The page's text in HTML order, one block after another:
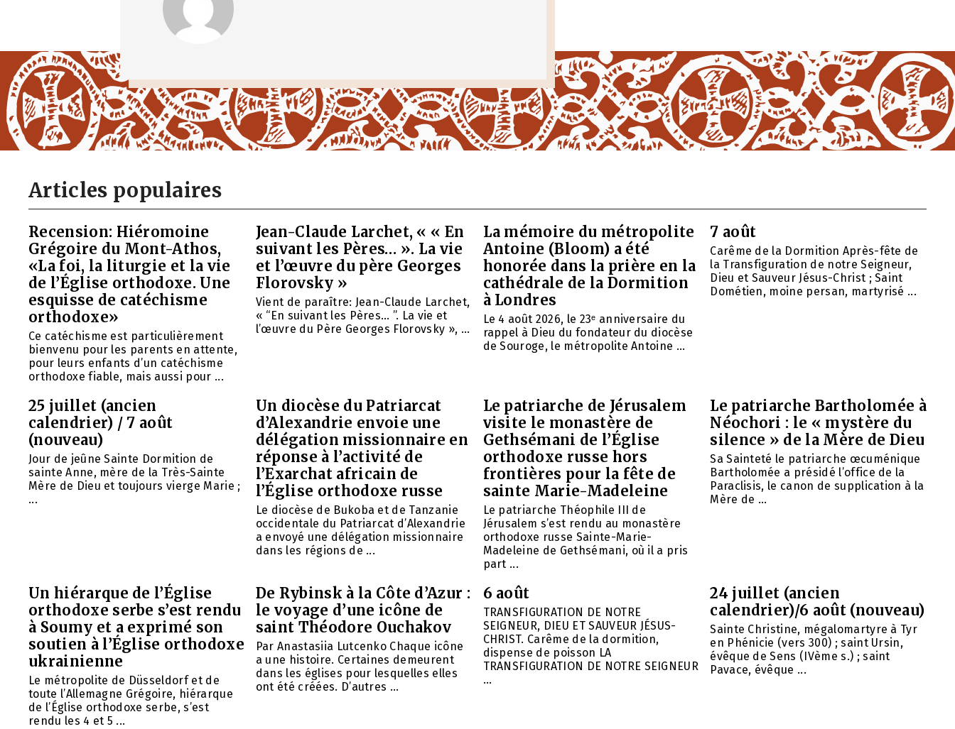
Articles populaires
Recension: Hiéromoine
Grégoire du Mont-Athos,
«La foi, la liturgie et la vie
de l’Église orthodoxe. Une
esquisse de catéchisme
orthodoxe»
Ce catéchisme est particulièrement
bienvenu pour les parents en attente,
pour leurs enfants d’un catéchisme
orthodoxe fiable, mais aussi pour ...
Jean-Claude Larchet, « « En
suivant les Pères… ». La vie
et l’œuvre du père Georges
Florovsky »
Vient de paraître: Jean-Claude Larchet,
« “En suivant les Pères… ”. La vie et
l’œuvre du Père Georges Florovsky », ...
La mémoire du métropolite
Antoine (Bloom) a été
honorée dans la prière en la
cathédrale de la Dormition
à Londres
Le 4 août 2026, le 23ᵉ anniversaire du
rappel à Dieu du fondateur du diocèse
de Souroge, le métropolite Antoine ...
7 août
Carême de la Dormition Après-fête de
la Transfiguration de notre Seigneur,
Dieu et Sauveur Jésus-Christ ; Saint
Dométien, moine persan, martyrisé ...
25 juillet (ancien
calendrier) / 7 août
(nouveau)
Jour de jeûne Sainte Dormition de
sainte Anne, mère de la Très-Sainte
Mère de Dieu et toujours vierge Marie ;
...
Un diocèse du Patriarcat
d’Alexandrie envoie une
délégation missionnaire en
réponse à l’activité de
l’Exarchat africain de
l’Église orthodoxe russe
Le diocèse de Bukoba et de Tanzanie
occidentale du Patriarcat d’Alexandrie
a envoyé une délégation missionnaire
dans les régions de ...
Le patriarche de Jérusalem
visite le monastère de
Gethsémani de l’Église
orthodoxe russe hors
frontières pour la fête de
sainte Marie-Madeleine
Le patriarche Théophile III de
Jérusalem s’est rendu au monastère
orthodoxe russe Sainte-Marie-
Madeleine de Gethsémani, où il a pris
part ...
Le patriarche Bartholomée à
Néochori : le « mystère du
silence » de la Mère de Dieu
Sa Sainteté le patriarche œcuménique
Bartholomée a présidé l’office de la
Paraclisis, le canon de supplication à la
Mère de ...
Un hiérarque de l’Église
orthodoxe serbe s’est rendu
à Soumy et a exprimé son
soutien à l’Église orthodoxe
ukrainienne
Le métropolite de Düsseldorf et de
toute l’Allemagne Grégoire, hiérarque
de l’Église orthodoxe serbe, s’est
rendu les 4 et 5 ...
De Rybinsk à la Côte d’Azur :
le voyage d’une icône de
saint Théodore Ouchakov
Par Anastasiia Lutcenko Chaque icône
a une histoire. Certaines demeurent
dans les églises pour lesquelles elles
ont été créées. D’autres ...
6 août
TRANSFIGURATION DE NOTRE
SEIGNEUR, DIEU ET SAUVEUR JÉSUS-
CHRIST. Carême de la dormition,
dispense de poisson LA
TRANSFIGURATION DE NOTRE SEIGNEUR
...
24 juillet (ancien
calendrier)/6 août (nouveau)
Sainte Christine, mégalomartyre à Tyr
en Phénicie (vers 300) ; saint Ursin,
évêque de Sens (IVème s.) ; saint
Pavace, évêque ...